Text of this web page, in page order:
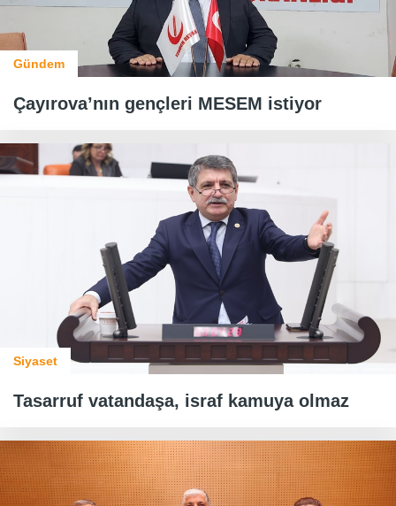
Gündem
Çayırova’nın gençleri MESEM istiyor
Siyaset
Tasarruf vatandaşa, israf kamuya olmaz